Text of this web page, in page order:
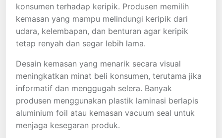
konsumen terhadap keripik. Produsen memilih
kemasan yang mampu melindungi keripik dari
udara, kelembapan, dan benturan agar keripik
tetap renyah dan segar lebih lama.
Desain kemasan yang menarik secara visual
meningkatkan minat beli konsumen, terutama jika
informatif dan menggugah selera. Banyak
produsen menggunakan plastik laminasi berlapis
aluminium foil atau kemasan vacuum seal untuk
menjaga kesegaran produk.